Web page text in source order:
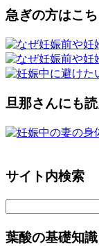
急ぎの方はこ
旦那さんにも
サイト内検索
葉酸の基礎知識